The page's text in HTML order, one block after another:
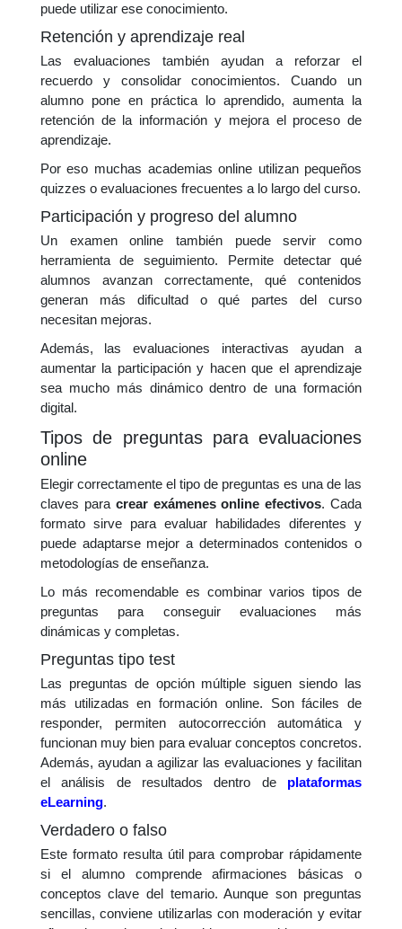
puede utilizar ese conocimiento.
Retención y aprendizaje real
Las evaluaciones también ayudan a reforzar el
recuerdo y consolidar conocimientos. Cuando un
alumno pone en práctica lo aprendido, aumenta la
retención de la información y mejora el proceso de
aprendizaje.
Por eso muchas academias online utilizan pequeños
quizzes o evaluaciones frecuentes a lo largo del curso.
Participación y progreso del alumno
Un examen online también puede servir como
herramienta de seguimiento. Permite detectar qué
alumnos avanzan correctamente, qué contenidos
generan más dificultad o qué partes del curso
necesitan mejoras.
Además, las evaluaciones interactivas ayudan a
aumentar la participación y hacen que el aprendizaje
sea mucho más dinámico dentro de una formación
digital.
Tipos de preguntas para evaluaciones
online
Elegir correctamente el tipo de preguntas es una de las
claves para crear exámenes online efectivos. Cada
formato sirve para evaluar habilidades diferentes y
puede adaptarse mejor a determinados contenidos o
metodologías de enseñanza.
Lo más recomendable es combinar varios tipos de
preguntas para conseguir evaluaciones más
dinámicas y completas.
Preguntas tipo test
Las preguntas de opción múltiple siguen siendo las
más utilizadas en formación online. Son fáciles de
responder, permiten autocorrección automática y
funcionan muy bien para evaluar conceptos concretos.
Además, ayudan a agilizar las evaluaciones y facilitan
el análisis de resultados dentro de plataformas
eLearning.
Verdadero o falso
Este formato resulta útil para comprobar rápidamente
si el alumno comprende afirmaciones básicas o
conceptos clave del temario. Aunque son preguntas
sencillas, conviene utilizarlas con moderación y evitar